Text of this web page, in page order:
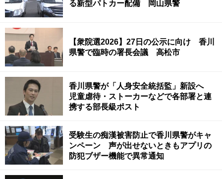
る新型パトカー配備 岡山県警
【衆院選2026】27日の公示に向け 香川
県警で臨時の署長会議 高松市
香川県警が「人身安全統括監」新設へ
児童虐待・ストーカーなどで各部署と連
携する部長級ポスト
受験生の痴漢被害防止で香川県警がキャ
ンペーン 声が出せないときもアプリの
防犯ブザー機能で異常通知